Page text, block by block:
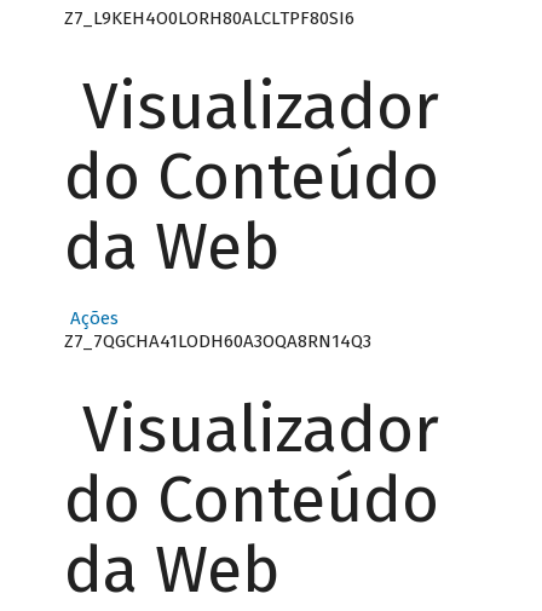
Z7_L9KEH4O0LORH80ALCLTPF80SI6
Visualizador
do Conteúdo
da Web
Ações
Z7_7QGCHA41LODH60A3OQA8RN14Q3
Visualizador
do Conteúdo
da Web